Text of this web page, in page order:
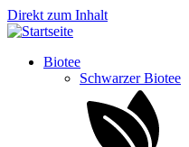
Direkt zum Inhalt
Biotee
Schwarzer Biotee